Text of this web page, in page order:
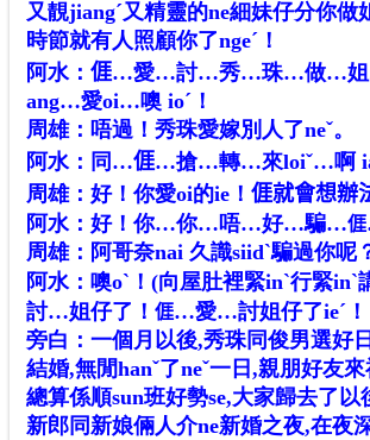
又靚jiangˊ又精靈的ne細妹仔分你做
時節就有人照顧你了ngeˊ！
阿水：𠊎…愛…討…秀…珠…做…
ang…愛oi…噢 ioˊ！
周雄：唔過！秀珠愛嫁別人了neˇ。
阿水：同…𠊎…搶…轉…來loiˇ…啊
周雄：好！你愛oi的ie！𠊎就會想辦
阿水：好！你…你…唔…好…騙…𠊎
周雄：阿哥奈nai 久識siidˋ騙過你呢
阿水：噢oˋ！(向屋肚裡緊inˋ行緊inˋ
討…姐仔了！ 𠊎…愛…討姐仔了ieˊ！
旁白：一個月以後,秀珠同俊男選好
結婚,無閒hanˇ了neˇ一日,親朋好友來
總算係順sun班好勢se,大家歸去了以
新郎同新娘倆人介ne新婚之夜,在夜